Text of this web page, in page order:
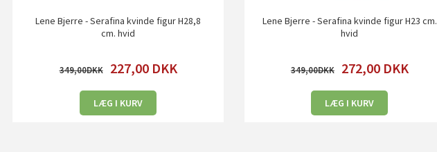
Lene Bjerre - Serafina kvinde figur H28,8
cm. hvid
349,00 227,00 DKK
LÆG I KURV
Lene Bjerre - Serafina kvinde figur H23 cm.
hvid
349,00 272,00 DKK
LÆG I KURV